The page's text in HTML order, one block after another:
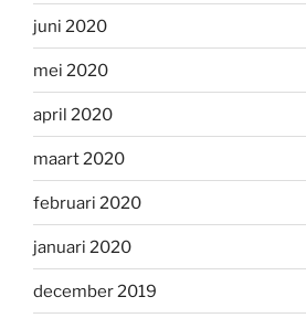
juni 2020
mei 2020
april 2020
maart 2020
februari 2020
januari 2020
december 2019